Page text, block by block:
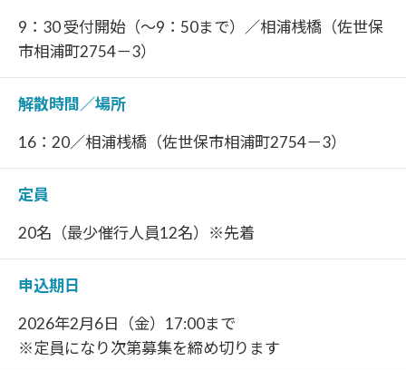
9：30 受付開始（～9：50まで）／相浦桟橋（佐世保
市相浦町2754－3）
解散時間／場所
16：20／相浦桟橋（佐世保市相浦町2754－3）
定員
20名（最少催行人員12名）※先着
申込期日
2026年2月6日（金）17:00まで
※定員になり次第募集を締め切ります